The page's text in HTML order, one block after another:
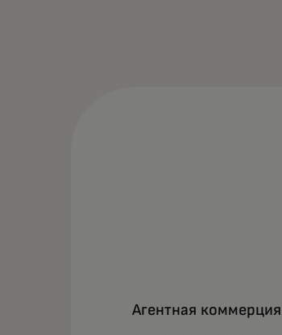
Агентная